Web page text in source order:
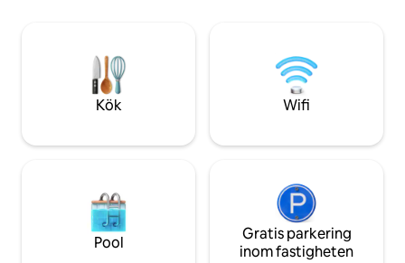
gästhus för upp till 9 gäster • Privat pool
inbyggd grillplats + barområde
kombinerar lyx,
till havet för en
Kök Wifi
Pool
Gratis parkering
inom fastigheten